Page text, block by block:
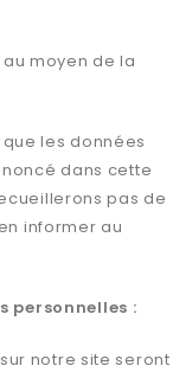
moyen de la
les données
dans cette
pas de
informer au
personnelles :
notre site seront